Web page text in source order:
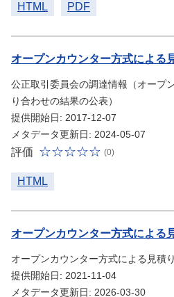
HTML PDF
オープンカウンター方式による
公正取引委員会の調達情報（オープ
り合わせの結果の公表）
提供開始日: 2017-12-07
メタデータ更新日: 2024-05-07
評価 (0)
HTML
オープンカウンター方式による
オープンカウンター方式による見積
提供開始日: 2021-11-04
メタデータ更新日: 2026-03-30